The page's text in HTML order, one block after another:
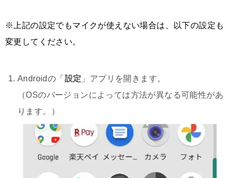
※上記の設定でもマイクが使えない場合は、以下の設定も
変更してください。
Androidの「 設定 」アプリを開きます。
（OSのバージョンによっては方法が異なる可能性があ
ります。）